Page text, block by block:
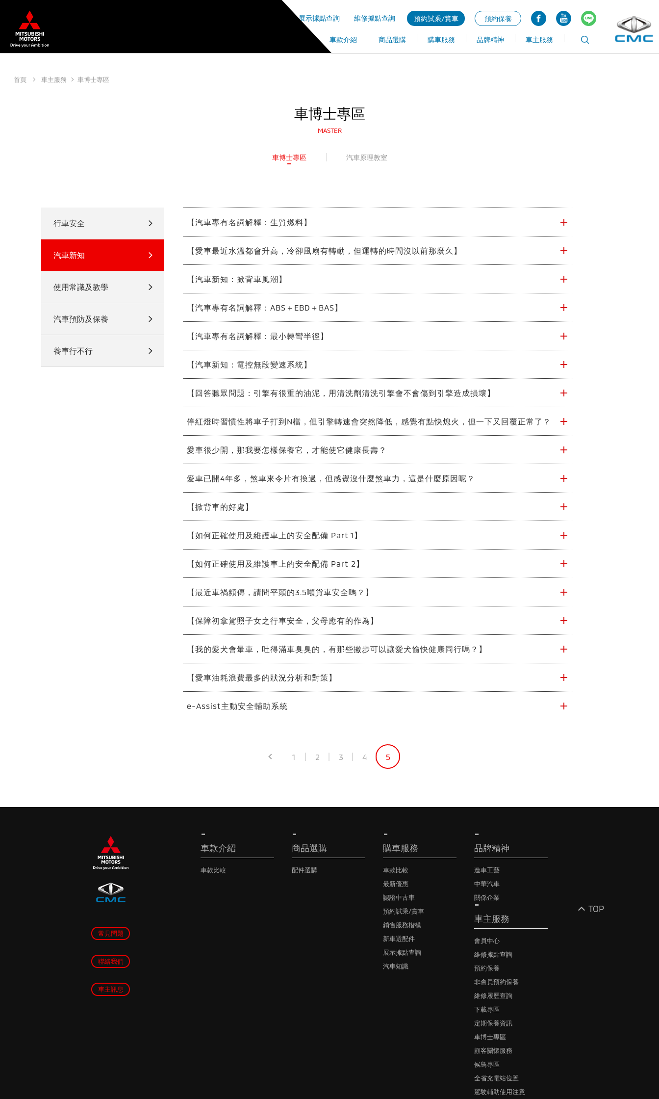
首頁 車主服務 車博士專區
車博士專區
MASTER
車博士專區 汽車原理教室
行車安全
汽車新知
使用常識及教學
汽車預防及保養
養車行不行
【汽車專有名詞解釋：生質燃料】
【愛車最近水溫都會升高，冷卻風扇有轉動，但運轉的時間沒以前那麼久】
【汽車新知：掀背車風潮】
【汽車專有名詞解釋：ABS＋EBD＋BAS】
【汽車專有名詞解釋：最小轉彎半徑】
【汽車新知：電控無段變速系統】
【回答聽眾問題：引擎有很重的油泥，用清洗劑清洗引擎會不會傷到引擎造成損壞】
停紅燈時習慣性將車子打到N檔，但引擎轉速會突然降低，感覺有點快熄火，但一下又回覆正常了？
愛車很少開，那我要怎樣保養它，才能使它健康長壽？
愛車已開4年多，煞車來令片有換過，但感覺沒什麼煞車力，這是什麼原因呢？
【掀背車的好處】
【如何正確使用及維護車上的安全配備 Part 1】
【如何正確使用及維護車上的安全配備 Part 2】
【最近車禍頻傳，請問平頭的3.5噸貨車安全嗎？】
【保障初拿駕照子女之行車安全，父母應有的作為】
【我的愛犬會暈車，吐得滿車臭臭的，有那些撇步可以讓愛犬愉快健康同行嗎？】
【愛車油耗浪費最多的狀況分析和對策】
e-Assist主動安全輔助系統
1 2 3 4 5
常見問題
聯絡我們
車主訊息
車款介紹
車款比較
商品選購
配件選購
購車服務
車款比較
最新優惠
認證中古車
預約試乘/賞車
銷售服務楷模
新車選配件
展示據點查詢
汽車知識
品牌精神
造車工藝
中華汽車
關係企業
車主服務
會員中心
維修據點查詢
預約保養
非會員預約保養
維修履歷查詢
下載專區
定期保養資訊
車博士專區
顧客關懷服務
候鳥專區
全省充電站位置
駕駛輔助使用注意
TOP
預約保養
預約試乘/賞車
維修據點查詢
展示據點查詢
車主服務
品牌精神
購車服務
商品選購
車款介紹